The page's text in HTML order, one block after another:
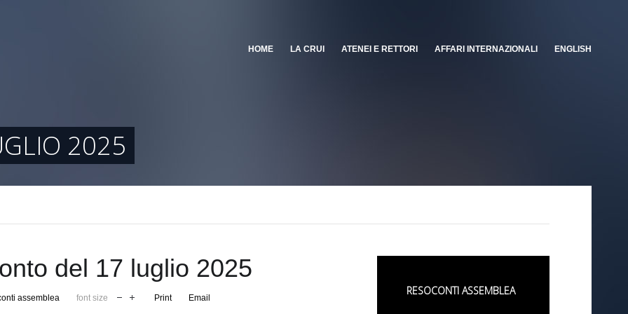
HOME LA CRUI ATENEI E RETTORI AFFARI INTERNAZIONALI ENGLISH
2025
del 17 luglio 2025
assemblea font size Print Email
RESOCONTI ASSEMBLEA